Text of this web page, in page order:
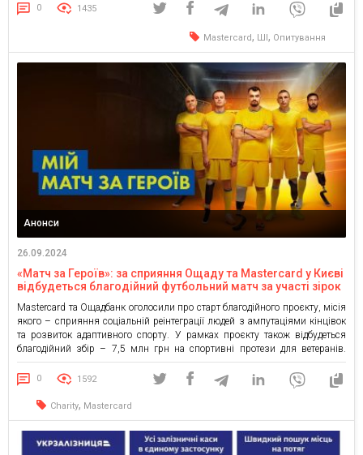
використовують цифрові канали у продажах та спілкуванні з клієнтами і
0 1435
Mastercard, ШІ , Опитування
Анонси
26.09.2024
«Матч за Героїв»: за сприяння Ощаду та Mastercard у Києві
відбудеться благодійний футбольний матч за участі зірок
Mastercard та Ощадбанк оголосили про старт благодійного проєкту, місія
якого – сприяння соціальній реінтеграції людей з ампутаціями кінцівок
та розвиток адаптивного спорту. У рамках проєкту також відбудеться
благодійний збір – 7,5 млн грн на спортивні протези для ветеранів.
Проєкт реалізується за підтримки Української асоціації футболу,
Superhumans Center, Футбольного клубу «Покрова АМП» та MEGOGO.
0 1592
Charity, Mastercard